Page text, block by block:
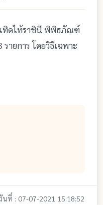
ทิดไท้ราชินี พิพิธภัณฑ์
ายการ โดยวิธีเฉพาะ
นที่ : 07-07-2021 15:18:52